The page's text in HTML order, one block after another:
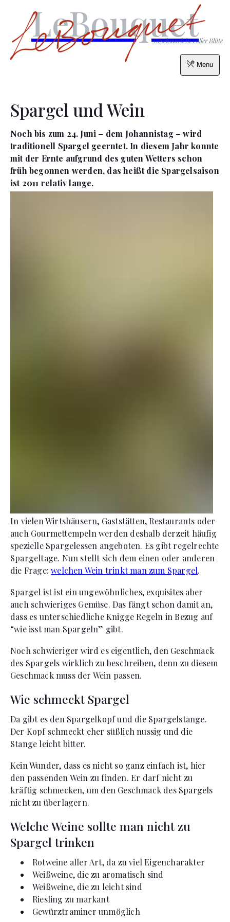
Menu
LeBouquet
Geschmack in voller Blüte
Spargel und Wein
Noch bis zum 24. Juni – dem Johannistag – wird
traditionell Spargel geerntet. In diesem Jahr konnte
mit der Ernte aufgrund des guten Wetters schon
früh begonnen werden, das heißt die Spargelsaison
ist 2011 relativ lange.
In vielen Wirtshäusern, Gaststätten, Restaurants oder
auch Gourmettempeln werden deshalb derzeit häufig
spezielle Spargelessen angeboten. Es gibt regelrechte
Spargeltage. Nun stellt sich dem einen oder anderen
die Frage:welchen Wein trinkt man zum Spargel.
Spargel ist ist ein ungewöhnliches, exquisites aber
auch schwieriges Gemüse. Das fängt schon damit an,
dass es unterschiedliche Knigge Regeln in Bezug auf
“wie isst man Spargeln” gibt.
Noch schwieriger wird es eigentlich, den Geschmack
des Spargels wirklich zu beschreiben, denn zu diesem
Geschmack muss der Wein passen.
Wie schmeckt Spargel
Da gibt es den Spargelkopf und die Spargelstange.
Der Kopf schmeckt eher süßlich nussig und die
Stange leicht bitter.
Kein Wunder, dass es nicht so ganz einfach ist, hier
den passenden Wein zu finden. Er darf nicht zu
kräftig schmecken, um den Geschmack des Spargels
nicht zu überlagern.
Welche Weine sollte man nicht zu
Spargel trinken
Rotweine aller Art, da zu viel Eigencharakter
Weißweine, die zu aromatisch sind
Weißweine, die zu leicht sind
Riesling zu markant
Gewürztraminer unmöglich